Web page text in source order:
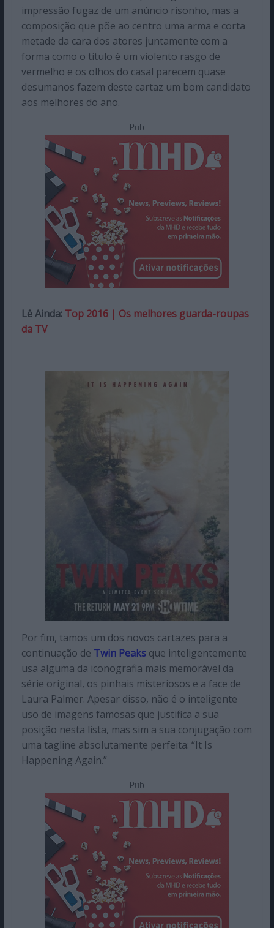
impressão fugaz de um anúncio risonho, mas a
composição que põe ao centro uma arma e corta
metade da cara dos atores juntamente com a
forma como o título é um violento rasgo de
vermelho e os olhos do casal parecem quase
desumanos fazem deste cartaz um bom candidato
aos melhores do ano.
Pub
Lê Ainda: Top 2016 | Os melhores guarda-roupas
da TV
Por fim, tamos um dos novos cartazes para a
continuação de Twin Peaksque inteligentemente
usa alguma da iconografia mais memorável da
série original, os pinhais misteriosos e a face de
Laura Palmer. Apesar disso, não é o inteligente
uso de imagens famosas que justifica a sua
posição nesta lista, mas sim a sua conjugação com
uma tagline absolutamente perfeita: “It Is
Happening Again.”
Pub